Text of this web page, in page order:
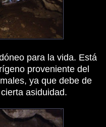
para la vida. Está
proveniente del
ya que debe de
asiduidad.